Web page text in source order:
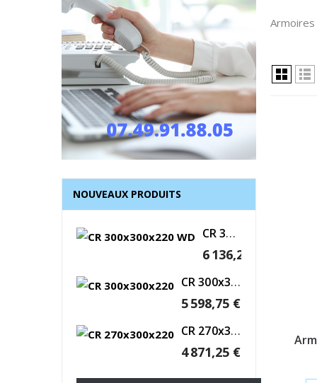
NOUVEAUX PRODUITS
CR 300x300x220 WD
6 136,25 €
CR 300x300x220
5 598,75 €
CR 270x300x220
4 871,25 €